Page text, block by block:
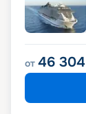
от 46 304